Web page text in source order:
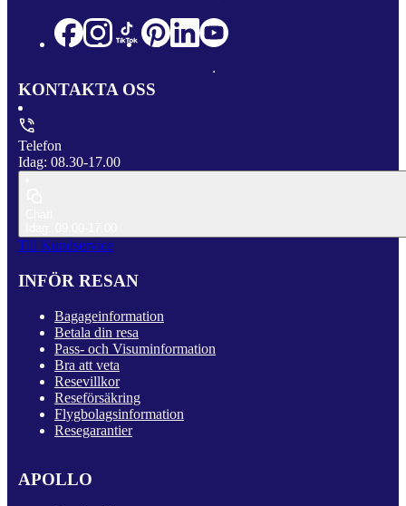
KONTAKTA OSS
Telefon
Idag: 08.30-17.00
Till Kundservice
INFÖR RESAN
Bagageinformation
Betala din resa
Pass- och Visuminformation
Bra att veta
Resevillkor
Reseförsäkring
Flygbolagsinformation
Resegarantier
APOLLO